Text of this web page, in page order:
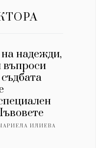
надежди,
въпроси
ИЛИЕВА